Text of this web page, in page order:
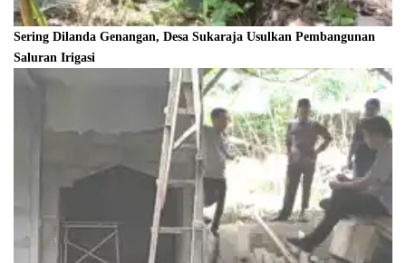
Sering Dilanda Genangan, Desa Sukaraja Usulkan Pembangunan
Saluran Irigasi